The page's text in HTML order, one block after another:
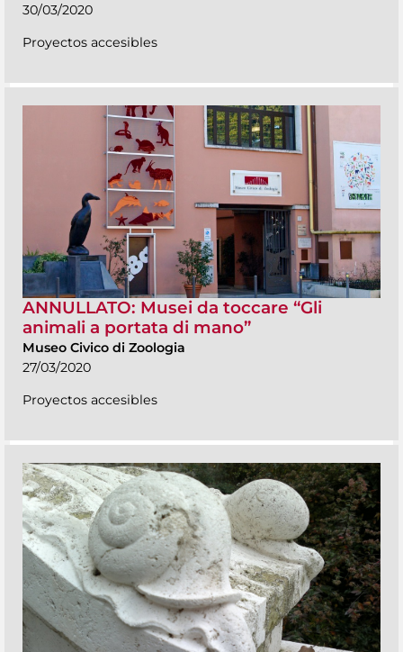
30/03/2020
Proyectos accesibles
ANNULLATO: Musei da toccare “Gli
animali a portata di mano”
Museo Civico di Zoologia
27/03/2020
Proyectos accesibles